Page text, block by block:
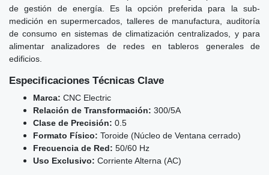
de gestión de energía. Es la opción preferida para la sub-
medición en supermercados, talleres de manufactura, auditoría
de consumo en sistemas de climatización centralizados, y para
alimentar analizadores de redes en tableros generales de
edificios.
Especificaciones Técnicas Clave
Marca: CNC Electric
Relación de Transformación: 300/5A
Clase de Precisión: 0.5
Formato Físico: Toroide (Núcleo de Ventana cerrado)
Frecuencia de Red: 50/60 Hz
Uso Exclusivo: Corriente Alterna (AC)